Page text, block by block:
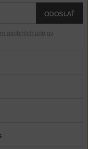
ODOSLAŤ
osobných údajov.